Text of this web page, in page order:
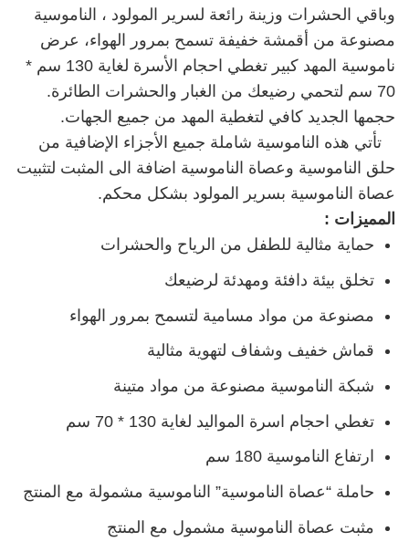
وباقي الحشرات وزينة رائعة لسرير المولود ، الناموسية
مصنوعة من أقمشة خفيفة تسمح بمرور الهواء، عرض
ناموسية المهد كبير تغطي احجام الأسرة لغاية 130 سم *
70 سم لتحمي رضيعك من الغبار والحشرات الطائرة.
حجمها الجديد كافي لتغطية المهد من جميع الجهات.
تأتي هذه الناموسية شاملة جميع الأجزاء الإضافية من
حلق الناموسية وعصاة الناموسية اضافة الى المثبت لتثبيت
عصاة الناموسية بسرير المولود بشكل محكم.
المميزات :
حماية مثالية للطفل من الرياح والحشرات
تخلق بيئة دافئة ومهدئة لرضيعك
مصنوعة من مواد مسامية لتسمح بمرور الهواء
قماش خفيف وشفاف لتهوية مثالية
شبكة الناموسية مصنوعة من مواد متينة
تغطي احجام اسرة المواليد لغاية 130 * 70 سم
ارتفاع الناموسية 180 سم
حاملة “عصاة الناموسية” الناموسية مشمولة مع المنتج
مثبت عصاة الناموسية مشمول مع المنتج